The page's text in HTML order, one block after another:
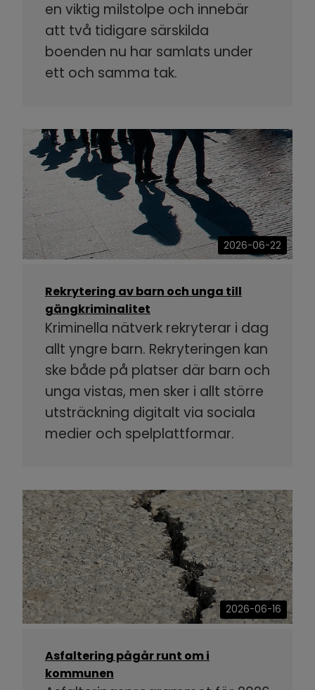
en viktig milstolpe och innebär
att två tidigare särskilda
boenden nu har samlats under
ett och samma tak.
2026-06-22
Rekrytering av barn och unga till
gängkriminalitet
Kriminella nätverk rekryterar i dag
allt yngre barn. Rekryteringen kan
ske både på platser där barn och
unga vistas, men sker i allt större
utsträckning digitalt via sociala
medier och spelplattformar.
2026-06-16
Asfaltering pågår runt om i
kommunen